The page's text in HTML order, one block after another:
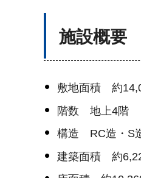
施設概要
敷地面積 約
階数 地上4階
構造 RC造・S
建築面積 約